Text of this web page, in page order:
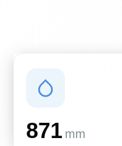
Des conditions qui
871 mm